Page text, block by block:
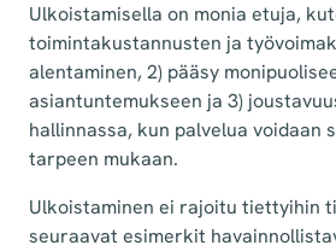
Ulkoistamisella on monia etuja,
toimintakustannusten ja
alentaminen, 2) pääsy
asiantuntemukseen ja 3)
hallinnassa, kun palvelua voidaan
tarpeen mukaan.
Ulkoistaminen ei rajoitu tiettyihin
seuraavat esimerkit